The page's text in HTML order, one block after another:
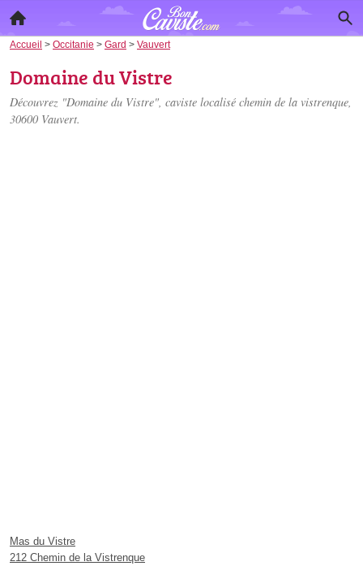
Accueil > Occitanie > Gard > Vauvert
Domaine du Vistre
Découvrez "Domaine du Vistre", caviste localisé chemin de la vistrenque,
30600 Vauvert.
Mas du Vistre
212 Chemin de la Vistrenque